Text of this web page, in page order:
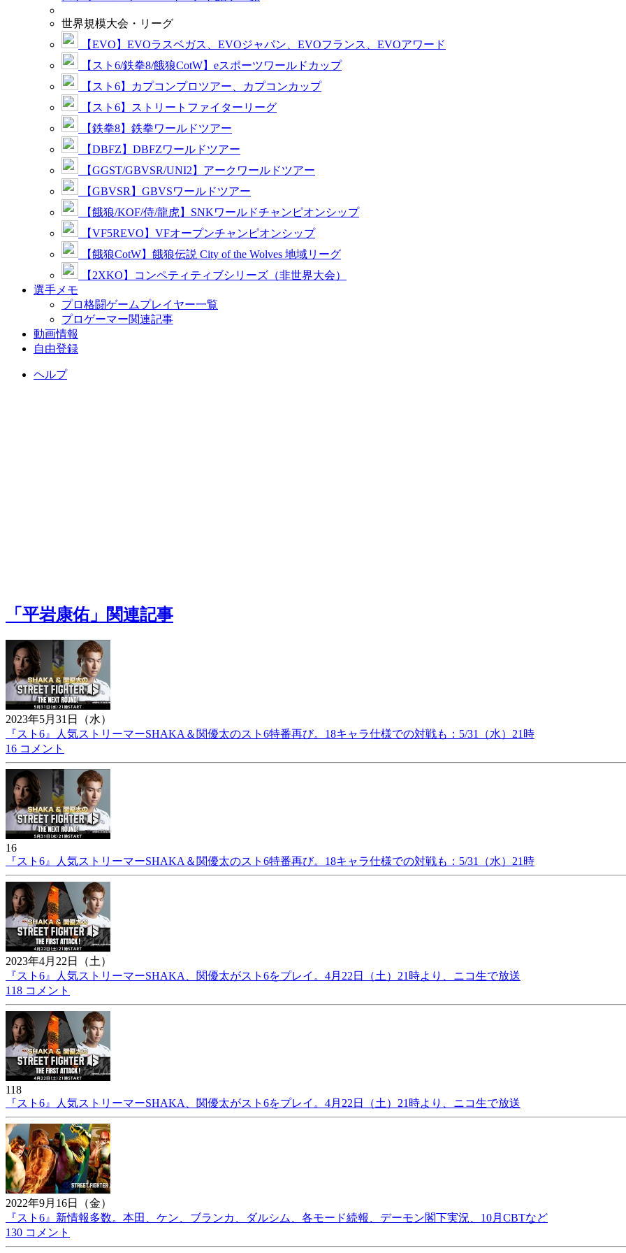
世界規模大会・リーグ
【EVO】EVOラスベガス、EVOジャパン、EVOフランス、EVOアワード
【スト6/鉄拳8/餓狼CotW】eスポーツワールドカップ
【スト6】カプコンプロツアー、カプコンカップ
【スト6】ストリートファイターリーグ
【鉄拳8】鉄拳ワールドツアー
【DBFZ】DBFZワールドツアー
【GGST/GBVSR/UNI2】アークワールドツアー
【GBVSR】GBVSワールドツアー
【餓狼/KOF/侍/龍虎】SNKワールドチャンピオンシップ
【VF5REVO】VFオープンチャンピオンシップ
【餓狼CotW】餓狼伝説 City of the Wolves 地域リーグ
【2XKO】コンペティティブシリーズ（非世界大会）
選手メモ
プロ格闘ゲームプレイヤー一覧
プロゲーマー関連記事
動画情報
自由登録
ヘルプ
「平岩康佑」関連記事
2023年5月31日（水）
『スト6』人気ストリーマーSHAKA＆関優太のスト6特番再び。18キャラ仕様での対戦も：5/31（水）21時
16 コメント
16
『スト6』人気ストリーマーSHAKA＆関優太のスト6特番再び。18キャラ仕様での対戦も：5/31（水）21時
2023年4月22日（土）
『スト6』人気ストリーマーSHAKA、関優太がスト6をプレイ。4月22日（土）21時より、ニコ生で放送
118 コメント
118
『スト6』人気ストリーマーSHAKA、関優太がスト6をプレイ。4月22日（土）21時より、ニコ生で放送
2022年9月16日（金）
『スト6』新情報多数。本田、ケン、ブランカ、ダルシム、各モード続報、デーモン閣下実況、10月CBTなど
130 コメント